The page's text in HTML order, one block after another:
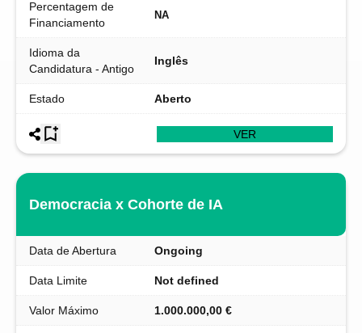
Percentagem de
Financiamento
NA
Idioma da
Candidatura - Antigo
Inglês
Estado Aberto
VER
Democracia x Cohorte de IA
Data de Abertura Ongoing
Data Limite Not defined
Valor Máximo 1.000.000,00 €